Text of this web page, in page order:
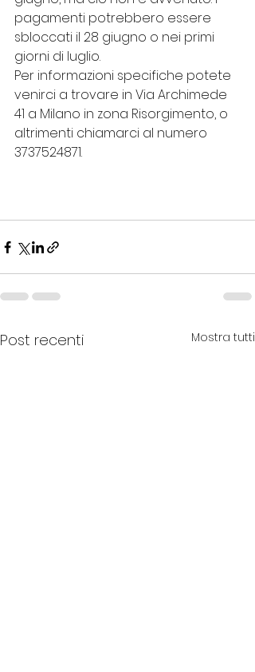
pagamenti potrebbero essere
sbloccati il 28 giugno o nei primi
giorni di luglio.
Per informazioni specifiche potete
venirci a trovare in Via Archimede
41 a Milano in zona Risorgimento, o
altrimenti chiamarci al numero
3737524871.
Post recenti Mostra tutti